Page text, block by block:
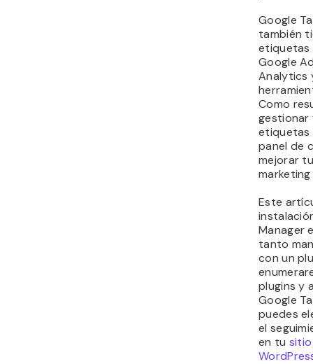
Google
también
etiquetas
Google
Analytics
Como
gestionar
etiquetas
panel de
mejorar
Este
Manager
tanto
con un
plugins y
Google
puedes
el
en tu